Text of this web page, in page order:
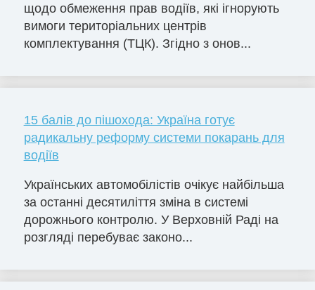
щодо обмеження прав водіїв, які ігнорують
вимоги територіальних центрів
комплектування (ТЦК). Згідно з онов...
15 балів до пішохода: Україна готує
радикальну реформу системи покарань для
водіїв
Українських автомобілістів очікує найбільша
за останні десятиліття зміна в системі
дорожнього контролю. У Верховній Раді на
розгляді перебуває законо...